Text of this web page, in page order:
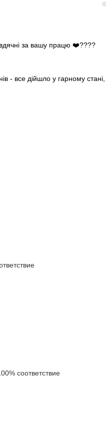
за вашу працю ❤️????
- все дійшло у гарному
соответствие